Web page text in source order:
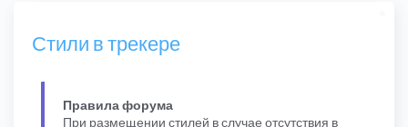
Стили в трекере
Правила форума
При размещении стилей в случае отсутствия в